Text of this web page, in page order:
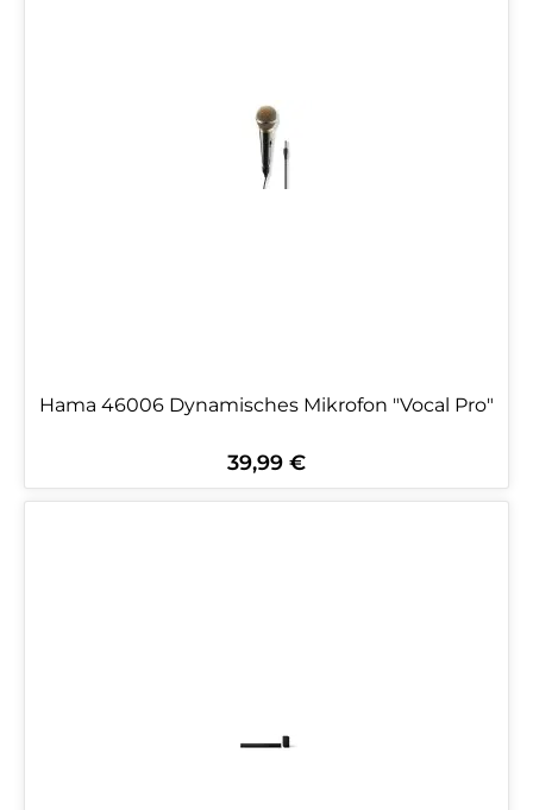
Hama 46006 Dynamisches Mikrofon "Vocal Pro"
Regulärer Preis:
39,99 €